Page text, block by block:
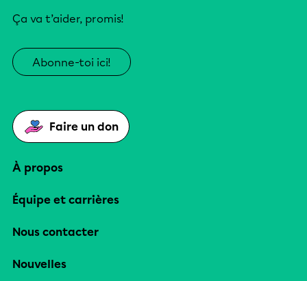
Ça va t’aider, promis!
Abonne-toi ici!
Faire un don
À propos
Équipe et carrières
Nous contacter
Nouvelles